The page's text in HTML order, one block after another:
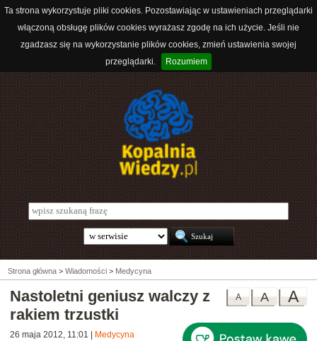
Ta strona wykorzystuje pliki cookies. Pozostawiając w ustawieniach przeglądarki
włączoną obsługę plików cookies wyrażasz zgodę na ich użycie. Jeśli nie
zgadzasz się na wykorzystanie plików cookies, zmień ustawienia swojej
przeglądarki.
Rozumiem
Strona główna > Wiadomości > Medycyna
A
A
A
Nastoletni geniusz walczy z
rakiem trzustki
26 maja 2012, 11:01 Medycyna